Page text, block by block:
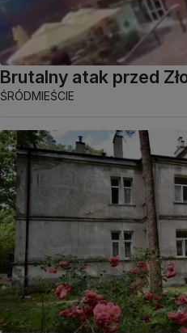
Brutalny atak przed
ŚRÓDMIEŚCIE